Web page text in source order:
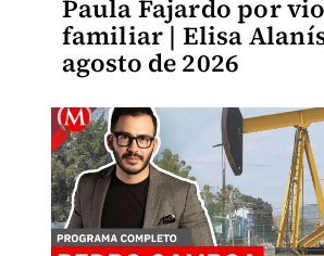
Paula Fajardo por
familiar | Elisa
agosto de 2026